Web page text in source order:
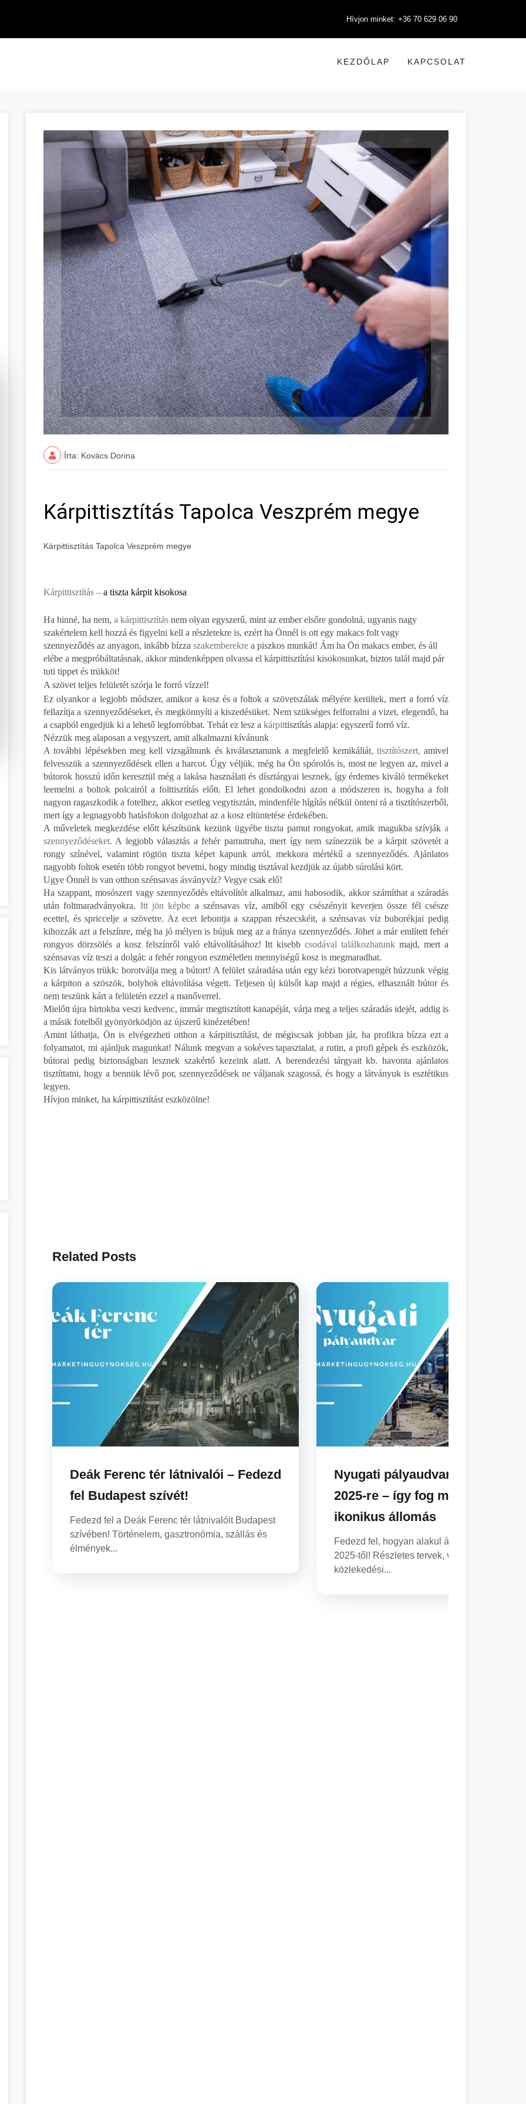
Hívjon minket: +36 70 629 06 90
KEZDŐLAP KAPCSOLAT
Írta: Kovács Dorina
Kárpittisztítás Tapolca Veszprém megye
Kárpittisztítás Tapolca Veszprém megye
Kárpittisztítás – a tiszta kárpit kisokosa
Ha hinné, ha nem, a kárpittisztítás nem olyan egyszerű, mint az ember elsőre gondolná, ugyanis nagy
szakértelem kell hozzá és figyelni kell a részletekre is, ezért ha Önnél is ott egy makacs folt vagy
szennyeződés az anyagon, inkább bízza szakemberekre a piszkos munkát! Ám ha Ön makacs ember, és áll
elébe a megpróbáltatásnak, akkor mindenképpen olvassa el kárpittisztítási kisokosunkat, biztos talál majd pár
tuti tippet és trükköt!
A szövet teljes felületét szórja le forró vízzel!
Ez olyankor a legjobb módszer, amikor a kosz és a foltok a szövetszálak mélyére kerültek, mert a forró víz
fellazítja a szennyeződéseket, és megkönnyíti a kiszedésüket. Nem szükséges felforralni a vizet, elegendő, ha
a csapból engedjük ki a lehető legforróbbat. Tehát ez lesz a kárpittisztítás alapja: egyszerű forró víz.
Nézzük meg alaposan a vegyszert, amit alkalmazni kívánunk
A további lépésekben meg kell vizsgálnunk és kiválasztanunk a megfelelő kemikáliát, tisztítószert, amivel
felvesszük a szennyeződések ellen a harcot. Úgy véljük, még ha Ön spórolós is, most ne legyen az, mivel a
bútorok hosszú időn keresztül még a lakása használati és dísztárgyai lesznek, így érdemes kiváló termékeket
leemelni a boltok polcairól a folttisztítás előtt. El lehet gondolkodni azon a módszeren is, hogyha a folt
nagyon ragaszkodik a fotelhez, akkor esetleg vegytisztán, mindenféle hígítás nélkül önteni rá a tisztítószerből,
mert így a legnagyobb hatásfokon dolgozhat az a kosz eltüntetése érdekében.
A műveletek megkezdése előtt készítsünk kezünk ügyébe tiszta pamut rongyokat, amik magukba szívják a
szennyeződéseket. A legjobb választás a fehér pamutruha, mert így nem színezzük be a kárpit szövetét a
rongy színével, valamint rögtön tiszta képet kapunk arról, mekkora mértékű a szennyeződés. Ajánlatos
nagyobb foltok esetén több rongyot bevetni, hogy mindig tisztával kezdjük az újabb súrolási kört.
Ugye Önnél is van otthon szénsavas ásványvíz? Vegye csak elő!
Ha szappant, mosószert vagy szennyeződés eltávolítót alkalmaz, ami habosodik, akkor számíthat a száradás
után foltmaradványokra. Itt jön képbe a szénsavas víz, amiből egy csészényit keverjen össze fél csésze
ecettel, és spriccelje a szövetre. Az ecet lebontja a szappan részecskéit, a szénsavas víz buborékjai pedig
kihozzák azt a felszínre, még ha jó mélyen is bújuk meg az a fránya szennyeződés. Jöhet a már említett fehér
rongyos dörzsölés a kosz felszínről való eltávolításához! Itt kisebbcsodával találkozhatunk majd, mert a
szénsavas víz teszi a dolgát: a fehér rongyon eszméletlen mennyiségű kosz is megmaradhat.
Kis látványos trükk: borotválja meg a bútort! A felület száradása után egy kézi borotvapengét húzzunk végig
a kárpiton a szöszök, bolyhok eltávolítása végett. Teljesen új külsőt kap majd a régies, elhasznált bútor és
nem teszünk kárt a felületén ezzel a manőverrel.
Mielőtt újra birtokba veszi kedvenc, immár megtisztított kanapéját, várja meg a teljes száradás idejét, addig is
a másik fotelből gyönyörködjön az újszerű kinézetében!
Amint láthatja, Ön is elvégezheti otthon a kárpitisztítást, de mégiscsak jobban jár, ha profikra bízza ezt a
folyamatot, mi ajánljuk magunkat! Nálunk megvan a sokéves tapasztalat, a rutin, a profi gépek és eszközök,
bútorai pedig biztonságban lesznek szakértő kezeink alatt. A berendezési tárgyait kb. havonta ajánlatos
tisztíttatni, hogy a bennük lévő por, szennyeződések ne váljanak szagossá, és hogy a látványuk is esztétikus
legyen.
Hívjon minket, ha kárpittisztítást eszközölne!
Related Posts
Deák Ferenc tér látnivalói – Fedezd
fel Budapest szívét!
Fedezd fel a Deák Ferenc tér látnivalóit Budapest
szívében! Történelem, gasztronómia, szállás és
élmények...
Nyugati pályaudvar felújítási
2025-re – így fog megváltozni
ikonikus állomás
Fedezd fel, hogyan alakul át a nyugati
2025-től! Részletes tervek, változások és
közlekedési...